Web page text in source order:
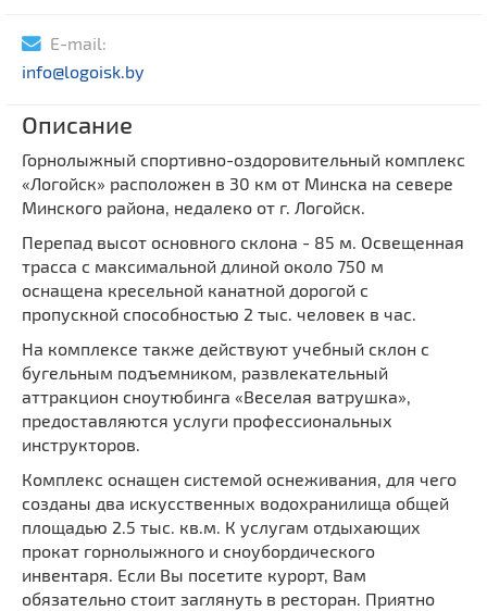
E-mail:
info@logoisk.by
Описание
Горнолыжный спортивно-оздоровительный комплекс
«Логойск» расположен в 30 км от Минска на севере
Минского района, недалеко от г. Логойск.
Перепад высот основного склона - 85 м. Освещенная
трасса с максимальной длиной около 750 м
оснащена кресельной канатной дорогой с
пропускной способностью 2 тыс. человек в час.
На комплексе также действуют учебный склон с
бугельным подъемником, развлекательный
аттракцион сноутюбинга «Веселая ватрушка»,
предоставляются услуги профессиональных
инструкторов.
Комплекс оснащен системой оснеживания, для чего
созданы два искусственных водохранилища общей
площадью 2.5 тыс. кв.м. К услугам отдыхающих
прокат горнолыжного и сноубордического
инвентаря. Если Вы посетите курорт, Вам
обязательно стоит заглянуть в ресторан. Приятно